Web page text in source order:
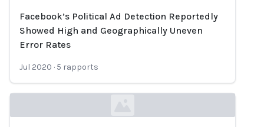
Loading...
Facebook’s Political Ad Detection Reportedly
Showed High and Geographically Uneven
Error Rates
Jul 2020 · 5 rapports